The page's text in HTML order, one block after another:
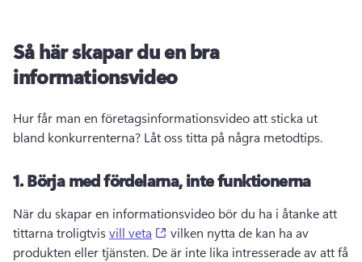
Så här skapar du en bra
informationsvideo
Hur får man en företagsinformationsvideo att sticka ut
bland konkurrenterna? Låt oss titta på några metodtips.
1.Börja med fördelarna, inte funktionerna
När du skapar en informationsvideo bör du ha i åtanke att
tittarna troligtvis vill veta (opens in a new tab)
vilken nytta de kan ha av
produkten eller tjänsten. De är inte lika intresserade av att få